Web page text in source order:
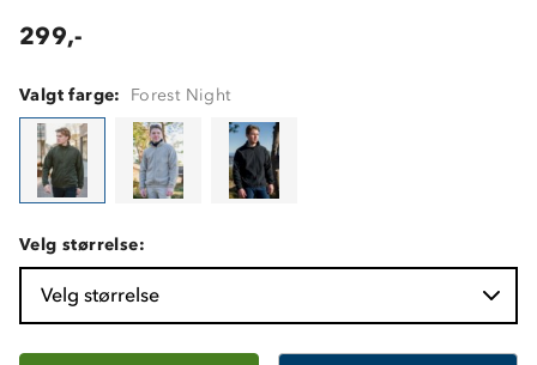
299,-
Valgt farge: Forest Night
Velg størrelse:
Velg størrelse